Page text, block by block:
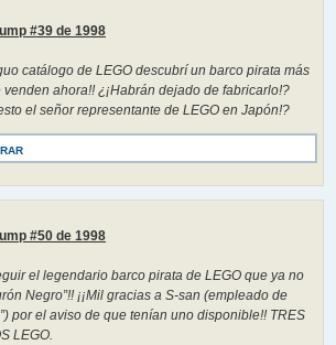
#39 de 1998
catálogo de LEGO descubrí un barco pirata más
ahora!! ¿¡Habrán dejado de fabricarlo!?
el señor representante de LEGO en Japón!?
#50 de 1998
el legendario barco pirata de LEGO que ya no
Negro”!! ¡¡Mil gracias a S-san (empleado de
por el aviso de que tenían uno disponible!! TRES
LEGO.